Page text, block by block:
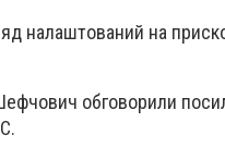
налаштований на
обговорили